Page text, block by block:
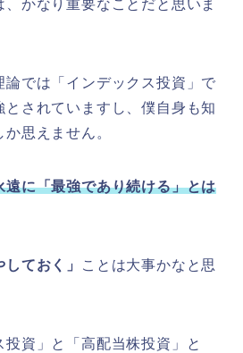
、かなり重要なことだと思いま
では「インデックス投資」で
されていますし、僕自身も知
思えません。
遠に「最強であり続ける」とは
しておく」
ことは大事かなと思
資」と「高配当株投資」と